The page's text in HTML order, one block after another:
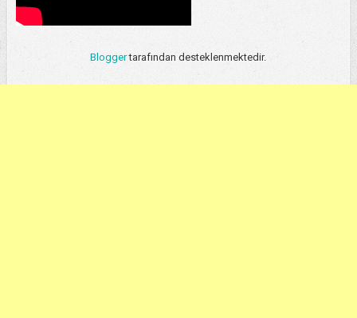
Bloggertarafından desteklenmektedir.